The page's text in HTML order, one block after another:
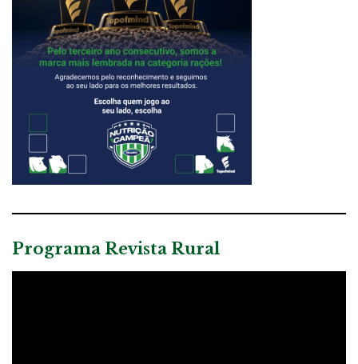
Programa Revista Rural